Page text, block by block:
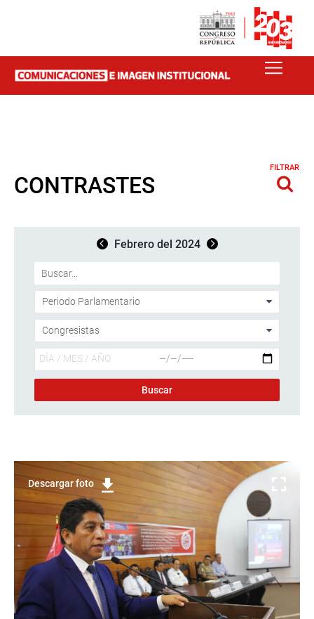
CONTRASTES
FILTRAR
Febrero del 2024
Descargar foto